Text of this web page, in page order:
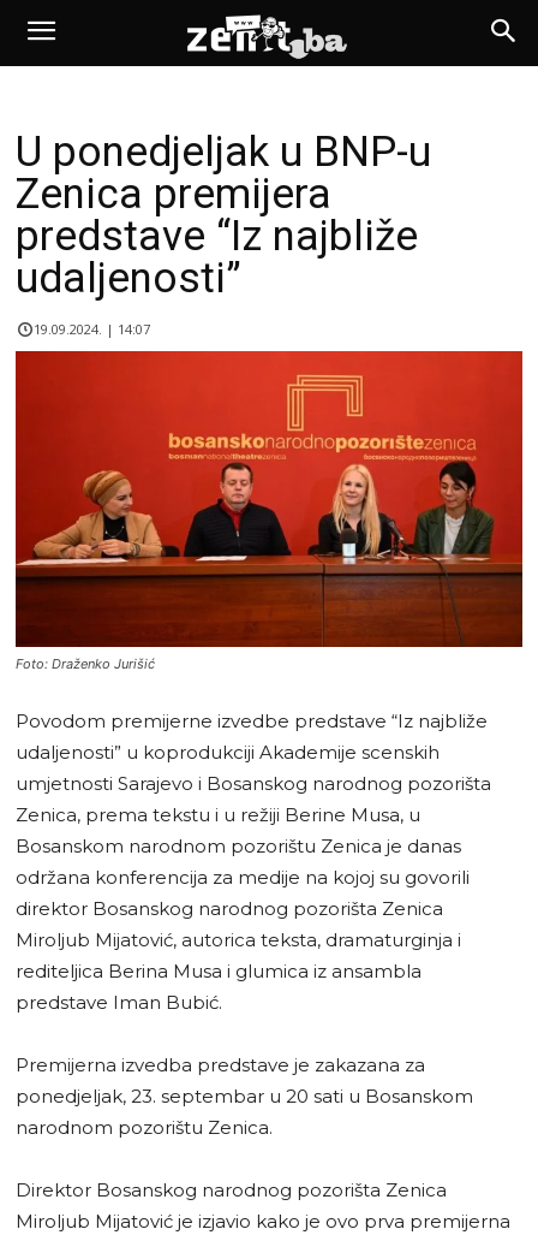
U ponedjeljak u BNP-u
Zenica premijera
predstave “Iz najbliže
udaljenosti”
19.09.2024. | 14:07
Foto: Draženko Jurišić
Povodom premijerne izvedbe predstave “Iz najbliže
udaljenosti” u koprodukciji Akademije scenskih
umjetnosti Sarajevo i Bosanskog narodnog pozorišta
Zenica, prema tekstu i u režiji Berine Musa, u
Bosanskom narodnom pozorištu Zenica je danas
održana konferencija za medije na kojoj su govorili
direktor Bosanskog narodnog pozorišta Zenica
Miroljub Mijatović, autorica teksta, dramaturginja i
rediteljica Berina Musa i glumica iz ansambla
predstave Iman Bubić.
Premijerna izvedba predstave je zakazana za
ponedjeljak, 23. septembar u 20 sati u Bosanskom
narodnom pozorištu Zenica.
Direktor Bosanskog narodnog pozorišta Zenica
Miroljub Mijatović je izjavio kako je ovo prva premijerna